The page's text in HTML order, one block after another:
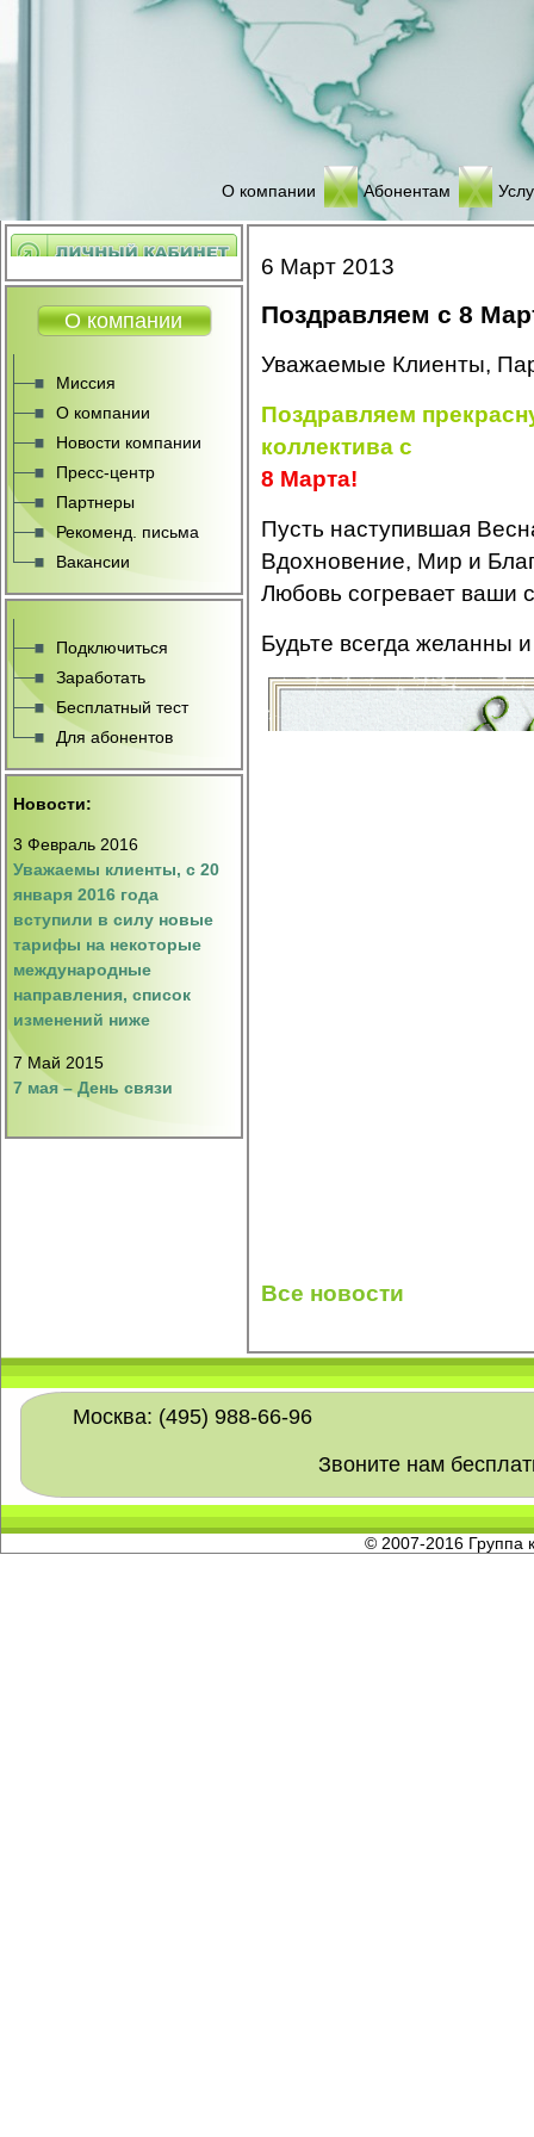
О компании Абонентам
О компании
Миссия
О компании
Новости компании
Пресс-центр
Партнеры
Рекоменд. письма
Вакансии
Подключиться
Заработать
Бесплатный тест
Для абонентов
Новости:
3 Февраль 2016
Уважаемы клиенты, с 20
января 2016 года
вступили в силу новые
тарифы на некоторые
международные
направления, список
изменений ниже
7 Май 2015
7 мая – День связи
6 Март 2013
Поздравляем с 8
Уважаемые Клиенты,
Поздравляем
коллектива с
8 Марта!
Пусть наступившая
Вдохновение, Мир и
Любовь согревает ваши
Будьте всегда желанны
Все новости
Москва: (495) 988-66-96
Звоните нам
© 2007-2016 Группа